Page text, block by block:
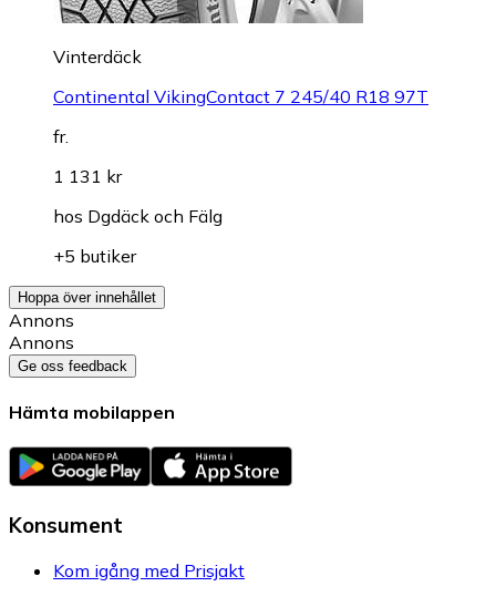
Vinterdäck
Continental VikingContact 7 245/40 R18 97T
fr.
1 131 kr
hos Dgdäck och Fälg
+5 butiker
Hoppa över innehållet
Annons
Annons
Ge oss feedback
Hämta mobilappen
Konsument
Kom igång med Prisjakt